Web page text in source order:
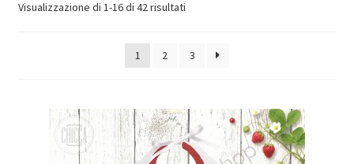
Visualizzazione di 1-16 di 42 risultatiOrdina
al
1 2 3